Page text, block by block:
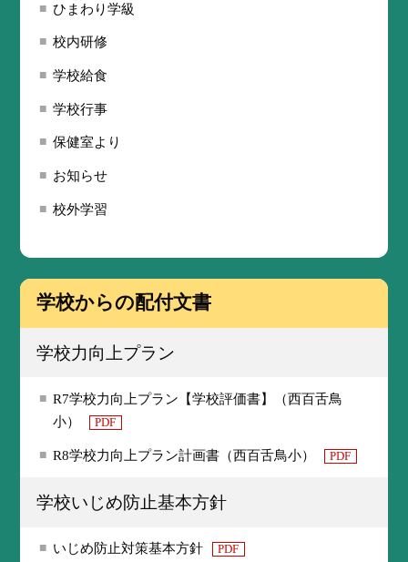
ひまわり学級
校内研修
学校給食
学校行事
保健室より
お知らせ
校外学習
学校からの配付文書
学校力向上プラン
R7学校力向上プラン【学校評価書】（西百舌鳥
小）
PDF
R8学校力向上プラン計画書（西百舌鳥小） PDF
学校いじめ防止基本方針
いじめ防止対策基本方針 PDF